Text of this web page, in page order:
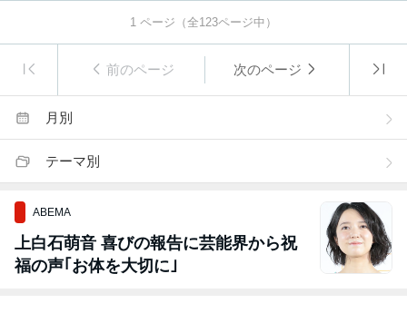
1 ページ（全123ページ中）
前のページ 次のページ
月別
テーマ別
ABEMA
上白石萌音 喜びの報告に芸能界から祝
福の声｢お体を大切に｣